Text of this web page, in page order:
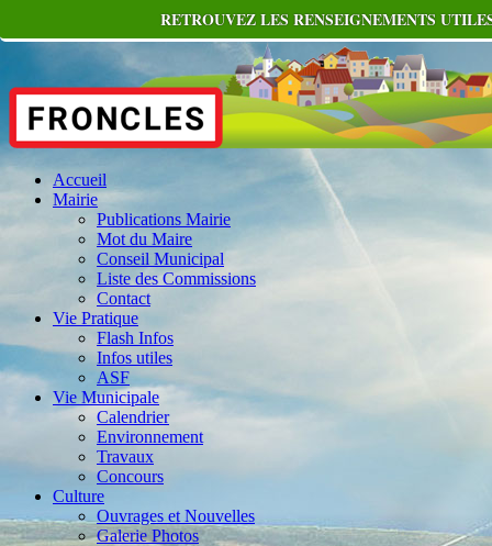
Accueil
Mairie
Publications Mairie
Mot du Maire
Conseil Municipal
Liste des Commissions
Contact
Vie Pratique
Flash Infos
Infos utiles
ASF
Vie Municipale
Calendrier
Environnement
Travaux
Concours
Culture
Ouvrages et Nouvelles
Galerie Photos
RETROUVEZ LES RENSEIGNEMENTS